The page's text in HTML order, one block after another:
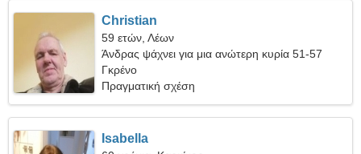
Christian
59 ετών, Λέων
Άνδρας ψάχνει για μια ανώτερη κυρία 51-57
Γκρένο
Πραγματική σχέση
Isabella